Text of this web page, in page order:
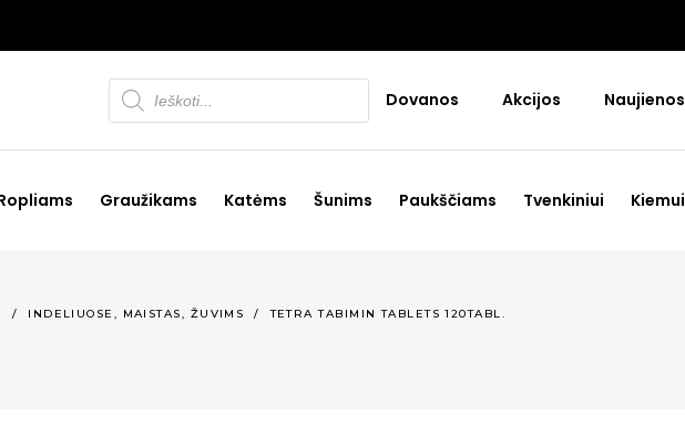
Products
search Dovanos Akcijos Naujienos
Graužikams Katėms Šunims Paukščiams Tvenkiniui Kiemui
/ INDELIUOSE , MAISTAS, ŽUVIMS /TETRA TABIMIN TABLETS 120TABL.